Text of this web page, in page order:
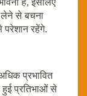
लेने से बचना
परेशान रहेंगे.
प्रभावित
प्रतिभाओं से